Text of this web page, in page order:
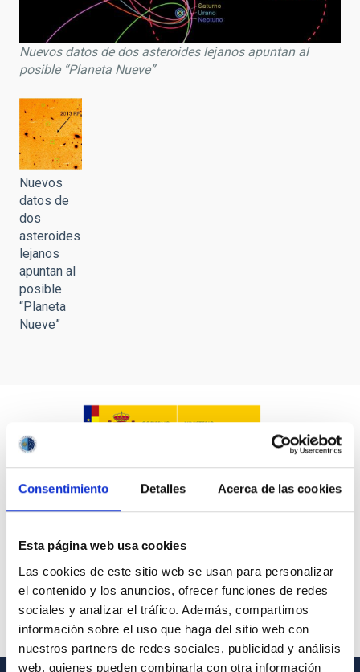
Consentimiento Detalles Acerca de las cookies
Esta página web usa cookies
Las cookies de este sitio web se usan para personalizar
el contenido y los anuncios, ofrecer funciones de redes
sociales y analizar el tráfico. Además, compartimos
información sobre el uso que haga del sitio web con
nuestros partners de redes sociales, publicidad y análisis
web, quienes pueden combinarla con otra información
Nuevos datos de dos asteroides lejanos apuntan al
posible “Planeta Nueve”
Nuevos
datos de
dos
asteroides
lejanos
apuntan al
posible
“Planeta
Nueve”